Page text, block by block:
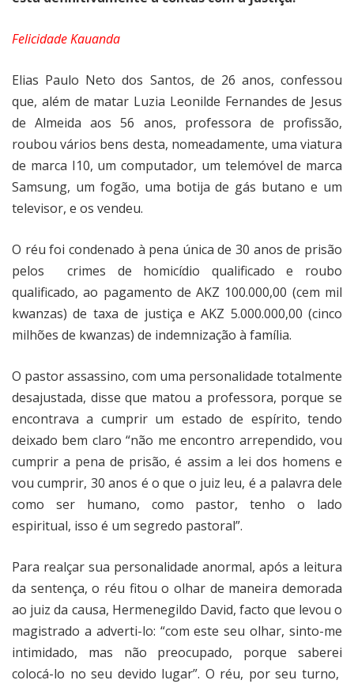
Felicidade Kauanda
Elias Paulo Neto dos Santos, de 26 anos, confessou
que, além de matar Luzia Leonilde Fernandes de Jesus
de Almeida aos 56 anos, professora de profissão,
roubou vários bens desta, nomeadamente, uma viatura
de marca I10, um computador, um telemóvel de marca
Samsung, um fogão, uma botija de gás butano e um
televisor, e os vendeu.
O réu foi condenado à pena única de 30 anos de prisão
pelos
crimes de homicídio qualificado e roubo
qualificado, ao pagamento de AKZ 100.000,00 (cem mil
kwanzas) de taxa de justiça e AKZ 5.000.000,00 (cinco
milhões de kwanzas) de indemnização à família.
O pastor assassino, com uma personalidade totalmente
desajustada, disse que matou a professora, porque se
encontrava a cumprir um estado de espírito, tendo
deixado bem claro “não me encontro arrependido, vou
cumprir a pena de prisão, é assim a lei dos homens e
vou cumprir, 30 anos é o que o juiz leu, é a palavra dele
como ser humano, como pastor, tenho o lado
espiritual, isso é um segredo pastoral”.
Para realçar sua personalidade anormal, após a leitura
da sentença, o réu fitou o olhar de maneira demorada
ao juiz da causa, Hermenegildo David, facto que levou o
magistrado a adverti-lo: “com este seu olhar, sinto-me
intimidado, mas não preocupado, porque saberei
colocá-lo no seu devido lugar”. O réu, por seu turno,